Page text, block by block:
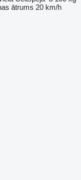
ātrums 20 km/h